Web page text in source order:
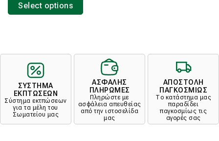
Select options
has
chosen
on
the
product
page
ΣΥΣΤΗΜΑ
ΕΚΠΤΩΣΕΩΝ
Σύστημα εκτπώσεων
για τα μέλη του
Σωματείου μας
ΑΣΦΑΛΗΣ
ΠΛΗΡΩΜΕΣ
Πληρώστε με
ασφάλεια απευθείας
από την ιστοσελίδα
μας
ΑΠΟΣΤΟΛΗ
ΠΑΓΚΟΣΜΙΩΣ
Το κατάστημα μας
παραδίδει
παγκοσμίως τις
αγορές σας